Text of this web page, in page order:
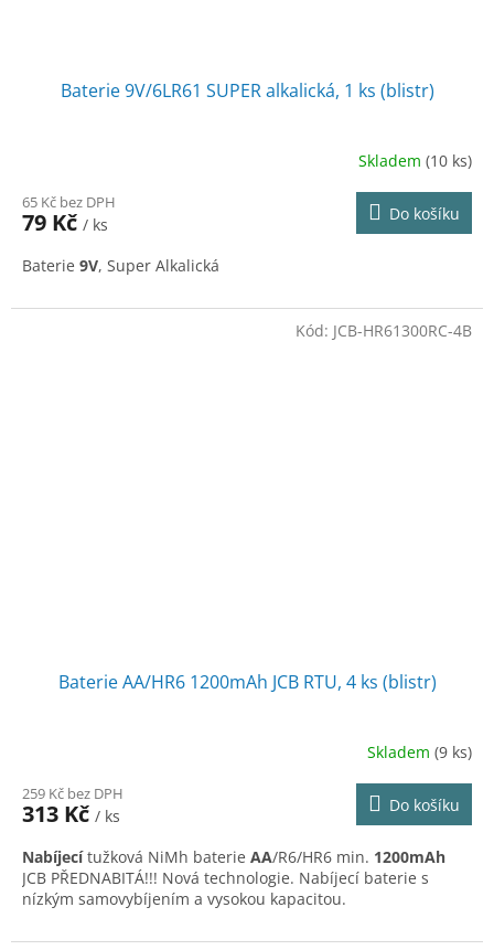
Baterie 9V/6LR61 SUPER alkalická, 1 ks (blistr)
Skladem (10 ks)
65 Kč bez DPH
79 Kč / ks
Do košíku
Baterie 9V, Super Alkalická
Baterie AA/HR6 1200mAh JCB RTU, 4 ks (blistr)
Skladem (9 ks)
259 Kč bez DPH
313 Kč / ks
Do košíku
Nabíjecítužková NiMh baterie AA/R6/HR6 min. 1200mAh
JCB PŘEDNABITÁ!!! Nová technologie. Nabíjecí baterie s
nízkým samovybíjením a vysokou kapacitou.
Kód: JCB-HR61300RC-4B